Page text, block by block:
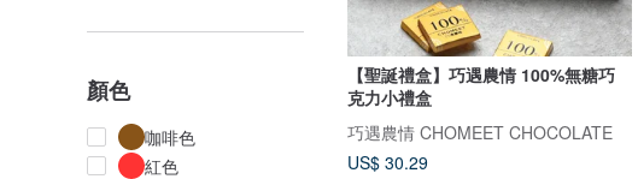
顏色
咖啡色
紅色
【聖誕禮盒】巧遇農情 100%無糖巧
克力小禮盒
巧遇農情 CHOMEET CHOCOLATE
US$ 30.29